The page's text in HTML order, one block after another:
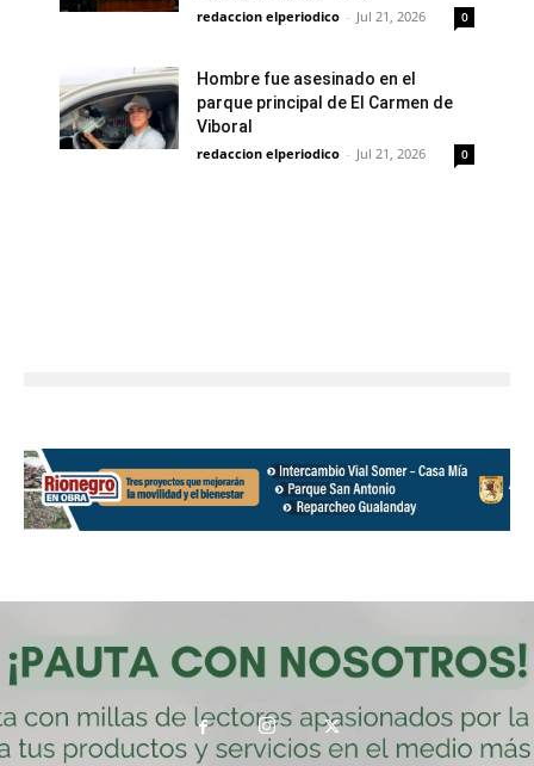
redaccion elperiodico - Jul 21, 2026 0
Hombre fue asesinado en el
parque principal de El Carmen de
Viboral
redaccion elperiodico - Jul 21, 2026 0